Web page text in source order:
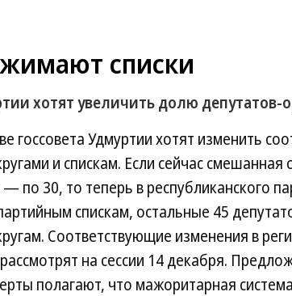
списки
хотят увеличить долю
госсовета Удмуртии хотят изменить
и спискам. Если сейчас смешанная
по 30, то теперь в республиканского
спискам, остальные 45
Соответствующие изменения в
на сессии 14 декабря.
полагают, что мажоритарная